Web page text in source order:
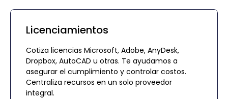
Licenciamientos
Cotiza licencias Microsoft, Adobe, AnyDesk,
Dropbox, AutoCAD u otras. Te ayudamos a
asegurar el cumplimiento y controlar costos.
Centraliza recursos en un solo proveedor
integral.